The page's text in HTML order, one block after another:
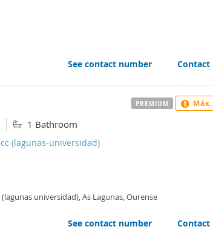
See contact number Contact
1 Bathroom
(lagunas-universidad)
universidad), As Lagunas, Ourense
See contact number Contact
PREMIUM